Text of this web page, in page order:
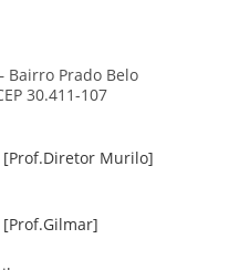
Bairro Prado Belo
30.411-107
[Prof.Diretor Murilo]
[Prof.Gilmar]